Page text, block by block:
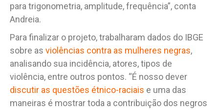
para trigonometria, amplitude, frequência”, conta
Andreia.
Para finalizar o projeto, trabalharam dados do IBGE
sobre as violências contra as mulheres negras,
analisando sua incidência, atores, tipos de
violência, entre outros pontos. “É nosso dever
discutir as questões étnico-raciais e uma das
maneiras é mostrar toda a contribuição dos negros